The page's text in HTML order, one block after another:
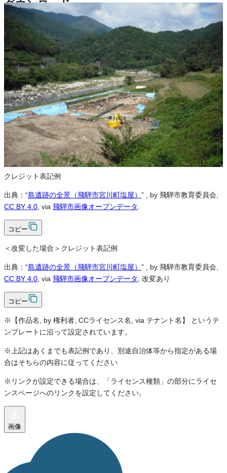
ダウンロード
この画像は、営利・非営利を問わずご利用いただけます。トリミン
グ・色変更などの改変も可能です。クレジット表記は必須です。
※本サイトの利用規約 も適用されます。
営利利用
可
改変
可
クレジット表記
必須
クレジット表記例
出典：“島遺跡の全景（飛騨市宮川町塩屋） ” , by 飛騨市教育委員会,
CC BY 4.0 , via 飛騨市画像オープンデータ
コピー
＜改変した場合＞クレジット表記例
出典：“島遺跡の全景（飛騨市宮川町塩屋） ” , by 飛騨市教育委員会,
CC BY 4.0 , via 飛騨市画像オープンデータ , 改変あり
コピー
※【作品名, by 権利者, CCライセンス名, via テナント名】 というテ
ンプレートに沿って設定されています。
※上記はあくまでも表記例であり、別途自治体等から指定がある場
合はそちらの内容に従ってください
※リンクが設定できる場合は、「ライセンス種類」の部分にライセ
ンスページへのリンクを設定してください。
画像